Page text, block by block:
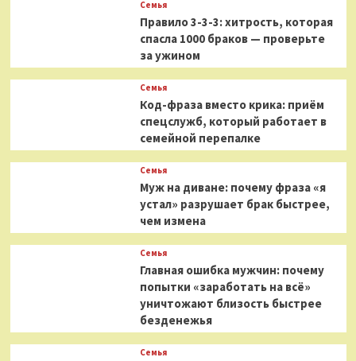
Семья
Правило 3-3-3: хитрость, которая
спасла 1000 браков — проверьте
за ужином
Семья
Код-фраза вместо крика: приём
спецслужб, который работает в
семейной перепалке
Семья
Муж на диване: почему фраза «я
устал» разрушает брак быстрее,
чем измена
Семья
Главная ошибка мужчин: почему
попытки «заработать на всё»
уничтожают близость быстрее
безденежья
Семья